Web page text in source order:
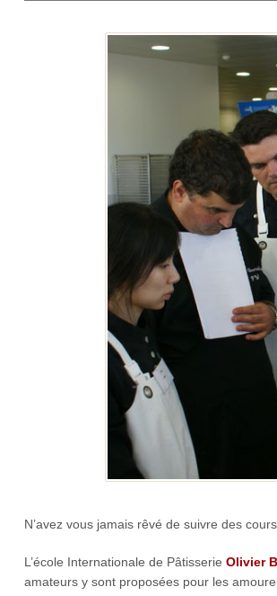
N’avez vous jamais rêvé de suivre des
L’école Internationale de Pâtisserie Olivier
amateurs y sont proposées pour les